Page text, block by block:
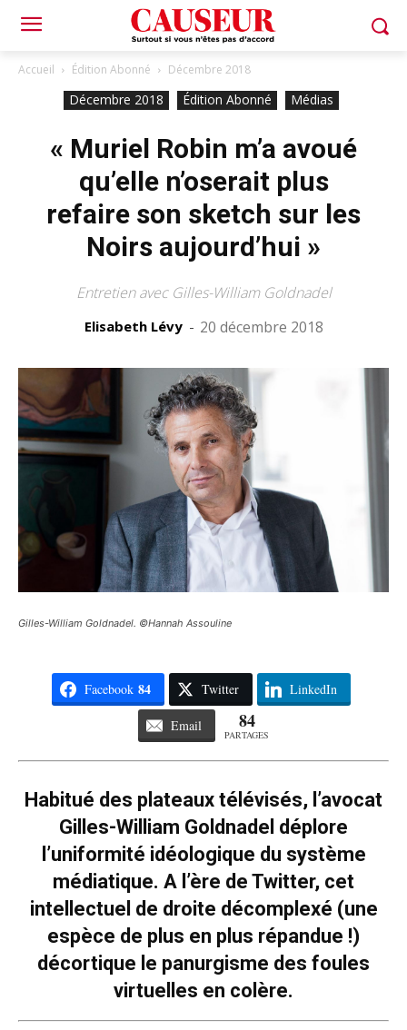
Accueil Édition Abonné Décembre 2018
Décembre 2018 Édition Abonné Médias
« Muriel Robin m’a avoué
qu’elle n’oserait plus
refaire son sketch sur les
Noirs aujourd’hui »
Entretien avec Gilles-William Goldnadel
Elisabeth Lévy - 20 décembre 2018
Gilles-William Goldnadel. ©Hannah Assouline
Facebook 84 Twitter LinkedIn
Email 84
PARTAGES
Habitué des plateaux télévisés, l’avocat
Gilles-William Goldnadel déplore
l’uniformité idéologique du système
médiatique. A l’ère de Twitter, cet
intellectuel de droite décomplexé (une
espèce de plus en plus répandue !)
décortique le panurgisme des foules
virtuelles en colère.